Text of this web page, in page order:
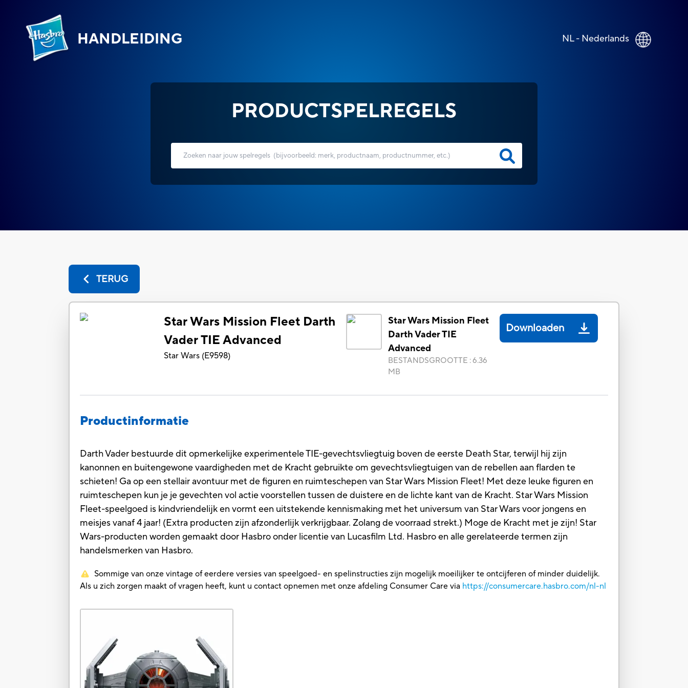
HANDLEIDING NL - Nederlands
PRODUCTSPELREGELS
TERUG
Star Wars Mission Fleet Darth
Vader TIE Advanced
Star Wars (E9598)
Star Wars Mission Fleet
Darth Vader TIE
Advanced
BESTANDSGROOTTE :6.36
MB
Downloaden
Productinformatie
Darth Vader bestuurde dit opmerkelijke experimentele TIE-gevechtsvliegtuig boven de eerste Death Star, terwijl hij zijn
kanonnen en buitengewone vaardigheden met de Kracht gebruikte om gevechtsvliegtuigen van de rebellen aan flarden te
schieten! Ga op een stellair avontuur met de figuren en ruimteschepen van Star Wars Mission Fleet! Met deze leuke figuren en
ruimteschepen kun je je gevechten vol actie voorstellen tussen de duistere en de lichte kant van de Kracht. Star Wars Mission
Fleet-speelgoed is kindvriendelijk en vormt een uitstekende kennismaking met het universum van Star Wars voor jongens en
meisjes vanaf 4 jaar! (Extra producten zijn afzonderlijk verkrijgbaar. Zolang de voorraad strekt.) Moge de Kracht met je zijn! Star
Wars-producten worden gemaakt door Hasbro onder licentie van Lucasfilm Ltd. Hasbro en alle gerelateerde termen zijn
handelsmerken van Hasbro.
Sommige van onze vintage of eerdere versies van speelgoed- en spelinstructies zijn mogelijk moeilijker te ontcijferen of minder duidelijk.
Als u zich zorgen maakt of vragen heeft, kunt u contact opnemen met onze afdeling Consumer Care via https://consumercare.hasbro.com/nl-nl